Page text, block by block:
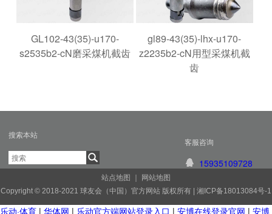
GL102-43(35)-u170-
s2535b2-cN磨采煤机截齿
gl89-43(35)-lhx-u170-
z2235b2-cN用型采煤机截
齿
搜索本站
客服咨询
15935109728
站点地图
网站地图
Copyright © 2018-2021 球友会（中国）官方网站 版权所有 |
湘ICP备18013084号-1
乐动·体育 | 华体网 | 乐动官方端网站登录入口 | 安博在线登录官网 | 安博